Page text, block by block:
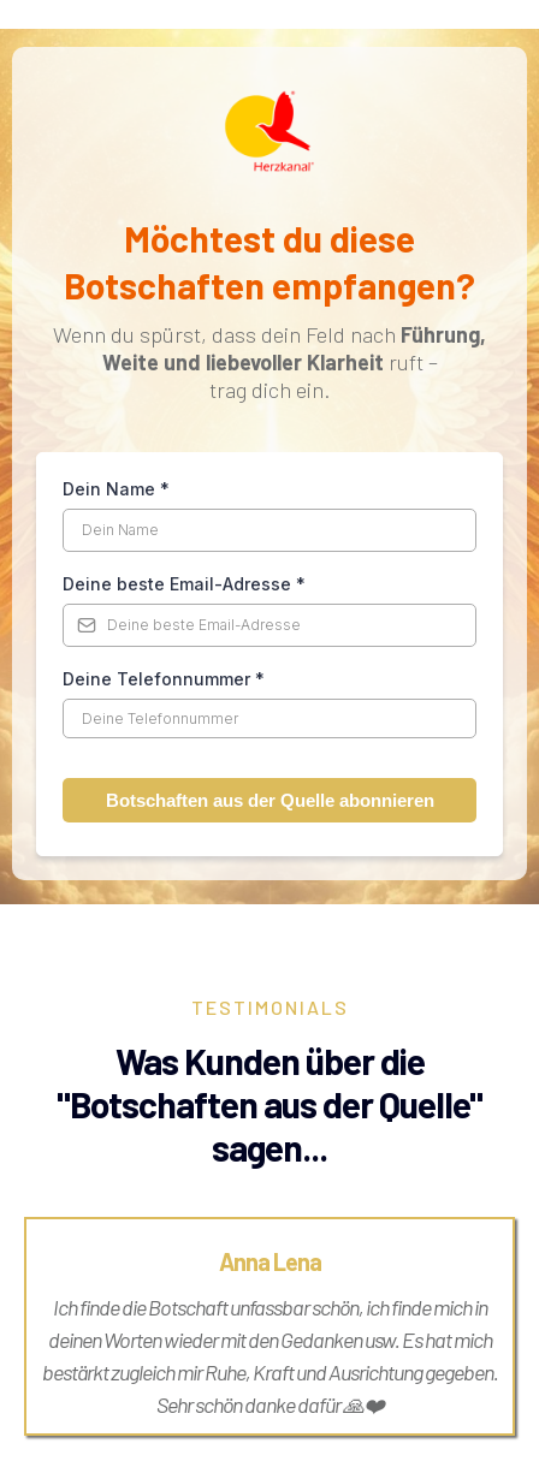
Möchtest du diese
Botschaften empfangen?
Wenn du spürst, dass dein Feld nach Führung,
Weite und liebevoller Klarheit ruft –
trag dich ein.
Dein Name *
Deine beste Email-Adresse *
Deine Telefonnummer *
Botschaften aus der Quelle abonnieren
TESTIMONIALS
Was Kunden über die
"Botschaften aus der Quelle"
sagen...
Anna Lena
Ich finde die Botschaft unfassbar schön, ich finde mich in
deinen Worten wieder mit den Gedanken usw. Es hat mich
bestärkt zugleich mir Ruhe, Kraft und Ausrichtung gegeben.
Sehr schön danke dafür 🙏❤️